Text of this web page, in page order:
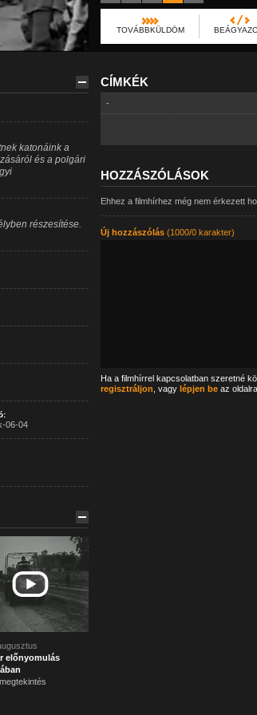
TOVÁBBKÜLDÖM
katonáink a
és a polgári
részesítése.
06-04
előnyomulás
CÍMKÉK
-
HOZZÁSZÓLÁSOK
Ehhez a filmhírhez még nem érkezett
Új hozzászólás(1000/0 karakter)
Ha a filmhírrel kapcsolatban szeretné
regisztráljon , vagy lépjen beaz oldalra.